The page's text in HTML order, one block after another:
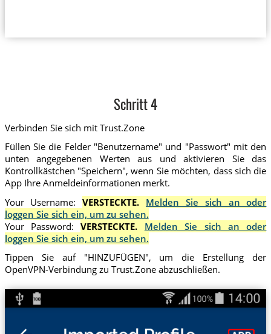
Schritt 4
Verbinden Sie sich mit Trust.Zone
Füllen Sie die Felder "Benutzername" und "Passwort" mit den
unten angegebenen Werten aus und aktivieren Sie das
Kontrollkästchen "Speichern", wenn Sie möchten, dass sich die
App Ihre Anmeldeinformationen merkt.
Your Username:VERSTECKTE. Melden Sie sich an oder
loggen Sie sich ein, um zu sehen.
Your Password:VERSTECKTE. Melden Sie sich an oder
loggen Sie sich ein, um zu sehen.
Tippen Sie auf "HINZUFÜGEN", um die Erstellung der
OpenVPN-Verbindung zu Trust.Zone abzuschließen.